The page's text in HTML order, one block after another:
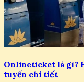
Onlineticket là gì?
tuyến chi tiết